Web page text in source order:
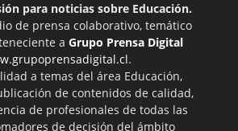
para noticias sobre Educación.
de prensa colaborativo, temático
a Grupo Prensa Digital
.
a temas del área Educación,
de contenidos de calidad,
de profesionales de todas las
de decisión del ámbito